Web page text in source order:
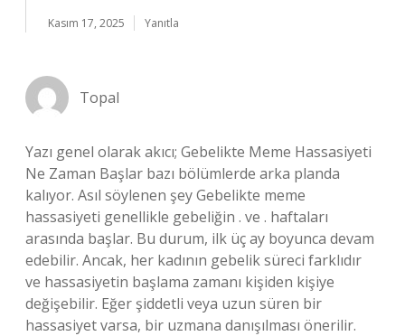
Kasım 17, 2025 Yanıtla
Topal
Yazı genel olarak akıcı; Gebelikte Meme Hassasiyeti
Ne Zaman Başlar bazı bölümlerde arka planda
kalıyor. Asıl söylenen şey Gebelikte meme
hassasiyeti genellikle gebeliğin . ve . haftaları
arasında başlar. Bu durum, ilk üç ay boyunca devam
edebilir. Ancak, her kadının gebelik süreci farklıdır
ve hassasiyetin başlama zamanı kişiden kişiye
değişebilir. Eğer şiddetli veya uzun süren bir
hassasiyet varsa, bir uzmana danışılması önerilir.